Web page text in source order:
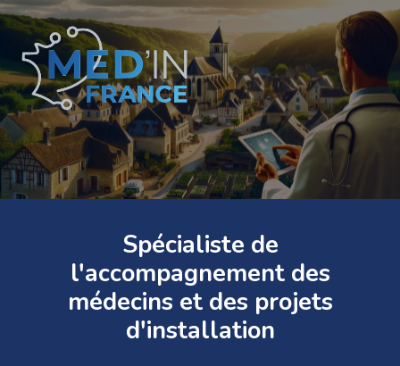
Spécialiste de
l'accompagnement des
médecins et des projets
d'installation